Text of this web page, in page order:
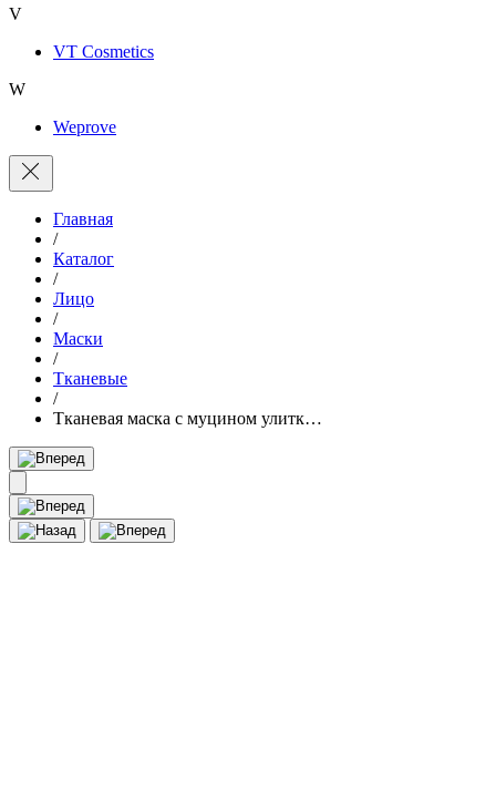
V
VT Cosmetics
W
Weprove
Главная
/
Каталог
/
Лицо
/
Маски
/
Тканевые
/
Тканевая маска с муцином улитк…